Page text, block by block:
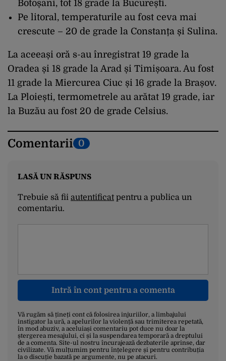
Botoșani, tot 18 grade la București.
Pe litoral, temperaturile au fost ceva mai
crescute – 20 de grade la Constanța și Sulina.
La aceeași oră s-au înregistrat 19 grade la
Oradea și 18 grade la Arad și Timișoara. Au fost
11 grade la Miercurea Ciuc și 16 grade la Brașov.
La Ploiești, termometrele au arătat 19 grade, iar
la Buzău au fost 20 de grade Celsius.
Comentarii 0
LASĂ UN RĂSPUNS
Trebuie să fii autentificatpentru a publica un
comentariu.
Intră în cont pentru a comenta
Vă rugăm să țineți cont că folosirea injuriilor, a limbajului
instigator la ură, a apelurilor la violență sau trimiterea repetată,
în mod abuziv, a aceluiași comentariu pot duce nu doar la
ștergerea mesajului, ci și la suspendarea temporară a dreptului
de a comenta. Site-ul nostru încurajează dezbaterile aprinse, dar
civilizate. Vă mulțumim pentru înțelegere și pentru contribuția
la o discuție bazată pe argumente, nu pe atacuri.